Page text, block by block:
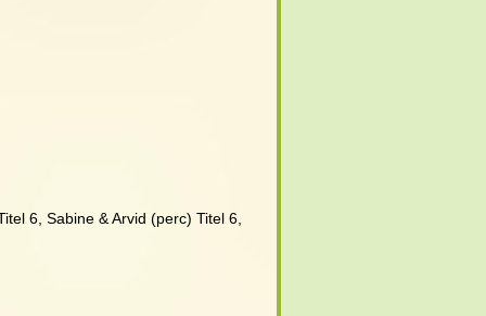
6, Sabine & Arvid (perc) Titel 6,